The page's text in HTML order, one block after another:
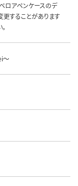
ロアペンケースのデ
更することがあります
～